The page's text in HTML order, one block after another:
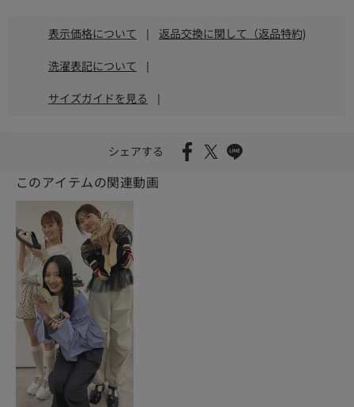
表示価格について | 返品交換に関して（返品特約)
洗濯表記について |
サイズガイドを見る |
シェアする
このアイテムの関連動画